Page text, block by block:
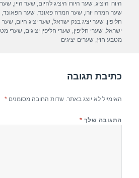
b
o
o
היורו היציג,שער היורו היציג להיום,שער היין,
שער המרה יורו,שער המרה פאונד,שער הפאונד,
חליפין,שער יציג בנק ישראל,שער יציג היום,שער
ישראל,שערי חליפין,שערי חליפין יציגים,שערי
מטבע חוץ,שערים יציגים
כתיבת תגובה
האימייל לא יוצג באתר. שדות החובה מסומנים*
התגובה שלך *